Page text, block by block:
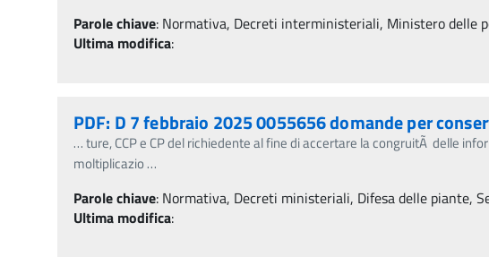
Parole chiave: Normativa, Decreti interministeriali, Ministero delle
Ultima modifica:
PDF: D 7 febbraio 2025 0055656 domande per
…ture, CCP e CP del richiedente al fine di accertare la congruitÃ delle
moltiplicazio…
Parole chiave: Normativa, Decreti ministeriali, Difesa delle piante,
Ultima modifica: